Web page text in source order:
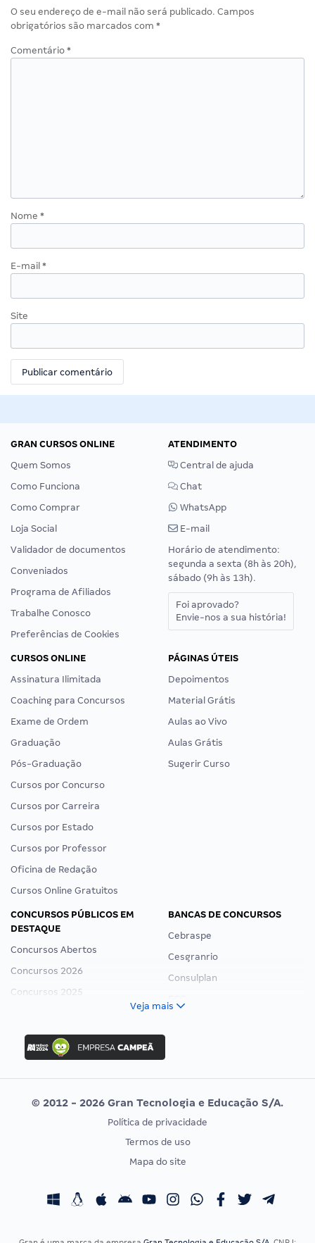
O seu endereço de e-mail não será publicado. Campos
obrigatórios são marcados com *
Comentário *
Nome *
E-mail *
Site
GRAN CURSOS ONLINE
Quem Somos
Como Funciona
Como Comprar
Loja Social
Validador de documentos
Conveniados
Programa de Afiliados
Trabalhe Conosco
Preferências de Cookies
ATENDIMENTO
Central de ajuda
Chat
WhatsApp
E-mail
Horário de atendimento:
segunda a sexta (8h às 20h),
sábado (9h às 13h).
Foi aprovado?
Envie-nos a sua história!
CURSOS ONLINE
Assinatura Ilimitada
Coaching para Concursos
Exame de Ordem
Graduação
Pós-Graduação
Cursos por Concurso
Cursos por Carreira
Cursos por Estado
Cursos por Professor
Oficina de Redação
Cursos Online Gratuitos
PÁGINAS ÚTEIS
Depoimentos
Material Grátis
Aulas ao Vivo
Aulas Grátis
Sugerir Curso
CONCURSOS PÚBLICOS EM
DESTAQUE
Concursos Abertos
Concursos 2026
Concursos 2025
Concurso Ibama
Concurso MPU
Editais publicados
BANCAS DE CONCURSOS
Cebraspe
Cesgranrio
Consulplan
Vunesp
CONCURSOS POR PROFISSÃO
Concursos Fiscais
EXAME DE ORDEM
Calendário OAB
Veja mais
© 2012 - 2026 Gran Tecnologia e Educação S/A.
Política de privacidade
Termos de uso
Mapa do site